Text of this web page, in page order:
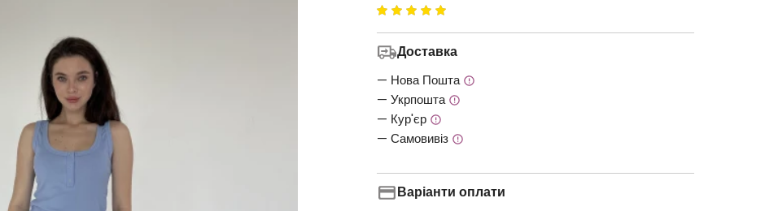
5.00
5
Доставка
— Нова Пошта
— Укрпошта
— Кур'єр
— Самовивіз
Варіанти оплати